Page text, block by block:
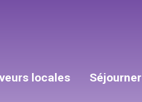
locales Séjourner